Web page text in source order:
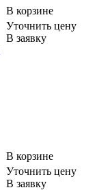
В корзине
Уточнить цену
В заявку
В корзине
Уточнить цену
В заявку